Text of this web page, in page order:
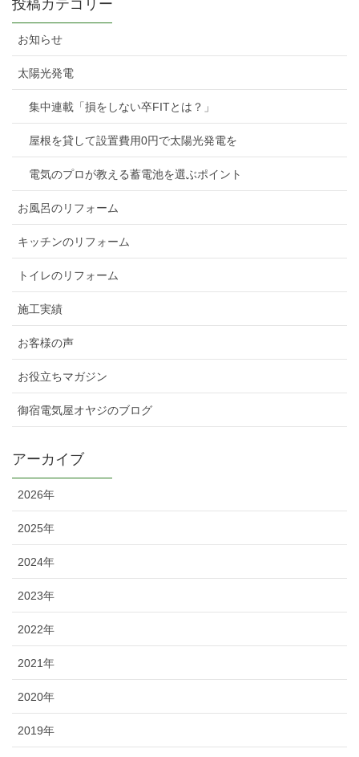
投稿カテゴリー
お知らせ
太陽光発電
集中連載「損をしない卒FITとは？」
屋根を貸して設置費用0円で太陽光発電を
電気のプロが教える蓄電池を選ぶポイント
お風呂のリフォーム
キッチンのリフォーム
トイレのリフォーム
施工実績
お客様の声
お役立ちマガジン
御宿電気屋オヤジのブログ
アーカイブ
2026年
2025年
2024年
2023年
2022年
2021年
2020年
2019年